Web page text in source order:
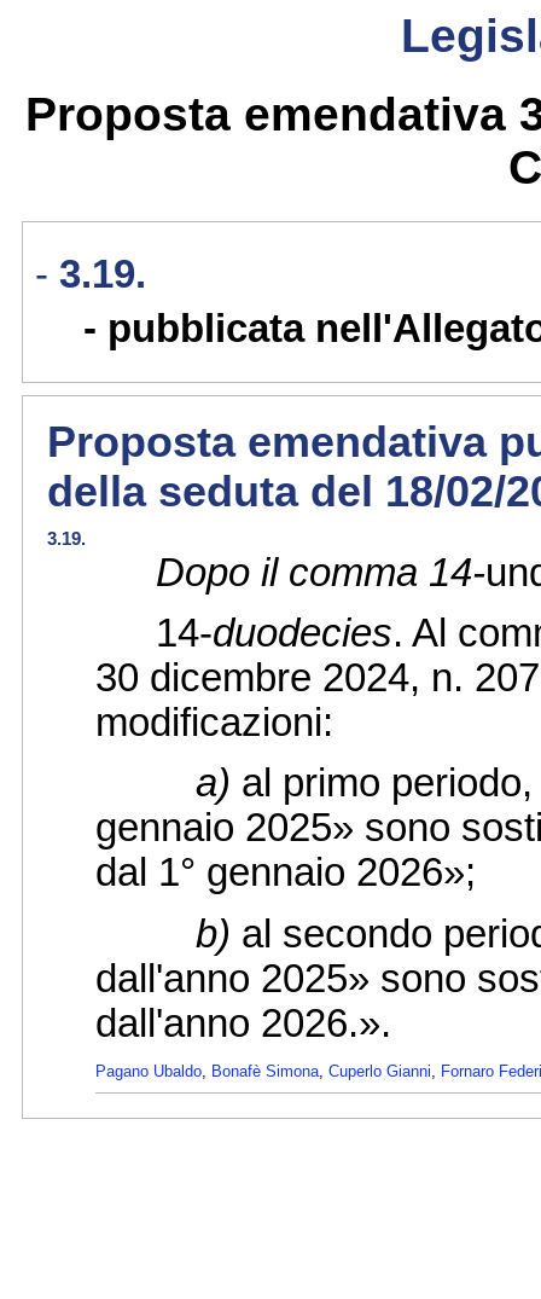
Proposta emendativa
3.19.
pubblicata
Proposta emendativa
della seduta del 18/02/
3.19.
Dopo il comma 14-
14-duodecies. Al
30 dicembre 2024, n.
modificazioni:
a) al primo
gennaio 2025» sono
dal 1° gennaio 2026»;
b) al secondo
dall'anno 2025» sono
dall'anno 2026.».
Pagano Ubaldo Bonafè Simona Cuperlo Gianni Fornaro